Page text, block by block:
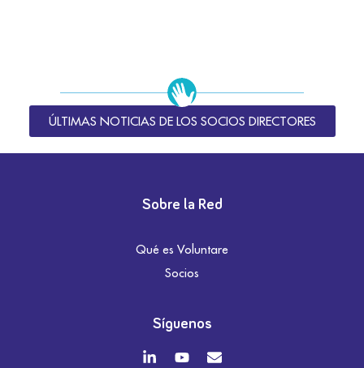
ÚLTIMAS NOTICIAS DE LOS SOCIOS DIRECTORES
Sobre la Red
Qué es Voluntare
Socios
Síguenos